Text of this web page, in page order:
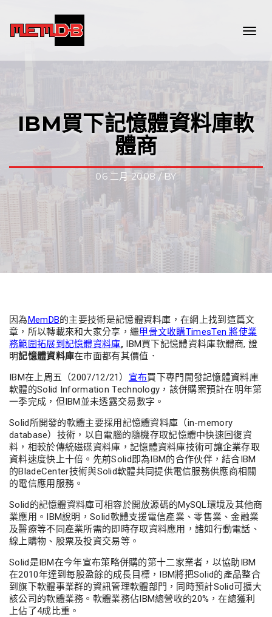
IBM買下記憶體資料庫軟
體商
06 二月 2008 / BY
因為MemDB的主要技術是記憶體資料庫，在網上找到這篇文
章，所以轉載來和大家分享，繼甲骨文收購TimesTen 將使業
務範圍拓展到記憶體資料庫, IBM買下記憶體資料庫軟體商, 證
明記憶體資料庫在市面都有其價值．
IBM在上周五（2007/12/21） 宣布買下專門開發記憶體資料庫
軟體的Solid Information Technology，該併購案預計在明年第
一季完成，但IBM並未透露交易數字。
Solid所開發的軟體主要採用記憶體資料庫（in-memory
database）技術，以自電腦的隨機存取記憶體中快速回復資
料，相較於傳統磁碟資料庫，記憶體資料庫技術可讓企業存取
資料速度快上十倍。先前Solid即為IBM的合作伙伴，結合IBM
的BladeCenter技術與Solid軟體共同提供電信服務供應商相關
的電信應用服務。
Solid的記憶體資料庫可相容於開放源碼的MySQL環境及其他商
業應用。IBM說明，Solid軟體支援電信產業、零售業、金融業
及醫療等不同產業所需的即時存取資料應用，諸如行動電話、
線上購物、股票及投資交易等。
Solid是IBM在今年宣布策略併購的第十二家業者，以協助IBM
在2010年達到每股盈餘的成長目標，IBM將把Solid的產品整合
到旗下軟體事業群的資訊管理軟體部門，同時預計Solid可擴大
該公司的軟體業務。軟體業務佔IBM總營收的20%，在總獲利
上佔了4成比重。